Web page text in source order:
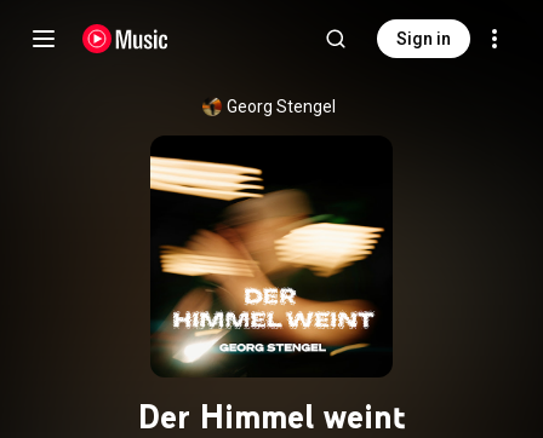
Sign in
Georg Stengel
Der Himmel weint